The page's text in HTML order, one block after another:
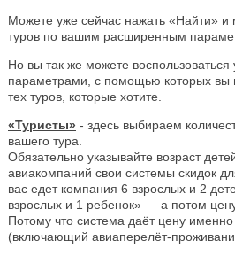
Можете уже сейчас нажать «Найти»
туров по вашим расширенным
Но вы так же можете
параметрами, с помощью которых вы
тех туров, которые хотите.
«Туристы» - здесь выбираем
вашего тура.
Обязательно указывайте возраст
авиакомпаний свои системы скидок
вас едет компания 6 взрослых и 2
взрослых и 1 ребенок» — а потом
Потому что система даёт цену
(включающий авиаперелёт-